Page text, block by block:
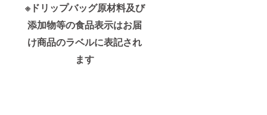
※ドリップバッグ原材料及び
添加物等の食品表示はお届
け商品のラベルに表記され
ます